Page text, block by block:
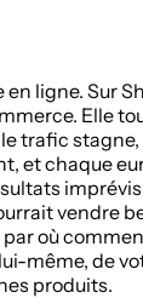
en ligne. Sur
Elle
trafic stagne,
et chaque
vendre
où
même, de
produits.